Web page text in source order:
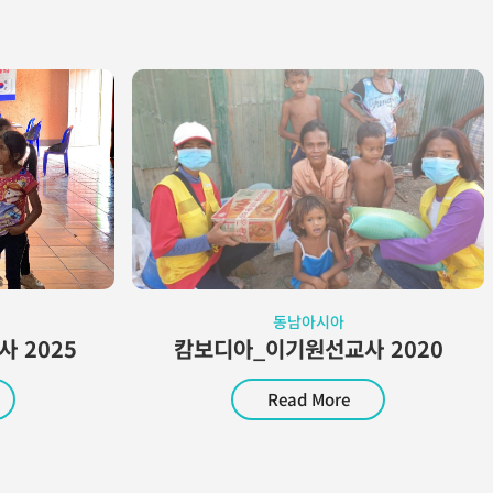
2025
동남아시아
캄보디아_이기원선교사 2020
Read More